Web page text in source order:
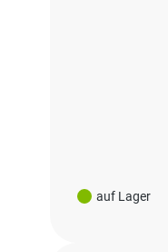
auf Lager